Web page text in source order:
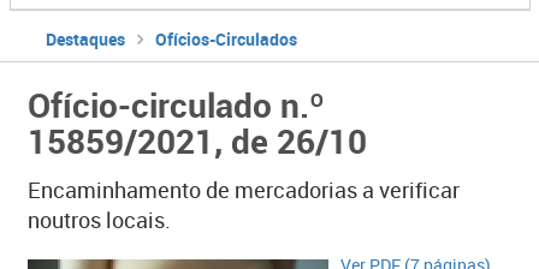
Destaques Ofícios-Circulados
Ofício-circulado n.º
15859/2021, de 26/10
Encaminhamento de mercadorias a verificar
noutros locais.